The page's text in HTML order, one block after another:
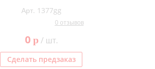
Арт. 1377gg
0 отзывов
0 p/ шт.
Сделать предзаказ